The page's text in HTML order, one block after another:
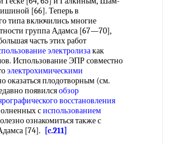
[66]. Теперь в
типа включились многие
группа Адамса [67—70],
часть этих работ
электролизакак
Использование ЭПР совместно
электрохимическими
оказаться плодотворным (см.
появилсяобзор
восстановления
сиспользованием
ознакомиться также с
[74].
[c.211]